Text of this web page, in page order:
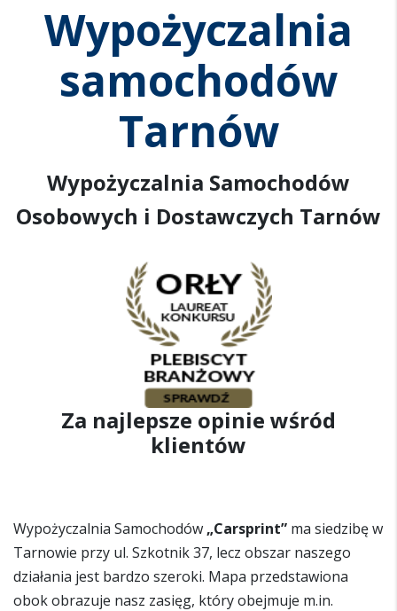
Wypożyczalnia
samochodów
Tarnów
Wypożyczalnia Samochodów
Osobowych i Dostawczych Tarnów
Za najlepsze opinie wśród
klientów
Wypożyczalnia Samochodów „Carsprint” ma siedzibę w
Tarnowie przy ul. Szkotnik 37, lecz obszar naszego
działania jest bardzo szeroki. Mapa przedstawiona
obok obrazuje nasz zasięg, który obejmuje m.in.